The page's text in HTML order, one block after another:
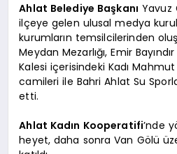
Ahlat Belediye Başkanı Yavuz
ilçeye gelen ulusal medya
kurumların temsilcilerinden
Meydan Mezarlığı, Emir
Kalesi içerisindeki Kadı
camileri ile Bahri Ahlat Su
etti.
Ahlat Kadın Kooperatifi’nde
heyet, daha sonra Van Gölü